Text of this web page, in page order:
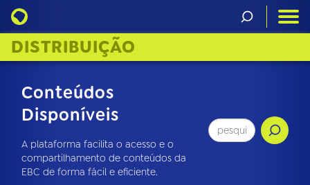
DISTRIBUIÇÃO
Conteúdos
Disponíveis
A plataforma facilita o acesso e o
compartilhamento de conteúdos da
EBC de forma fácil e eficiente.